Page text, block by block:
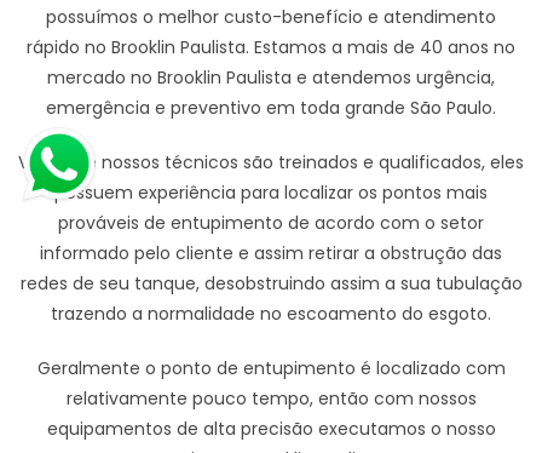
possuímos o melhor custo-benefício e atendimento
rápido no Brooklin Paulista. Estamos a mais de 40 anos no
mercado no Brooklin Paulista e atendemos urgência,
emergência e preventivo em toda grande São Paulo.
Visto que nossos técnicos são treinados e qualificados, eles
possuem experiência para localizar os pontos mais
prováveis de entupimento de acordo com o setor
informado pelo cliente e assim retirar a obstrução das
redes de seu tanque, desobstruindo assim a sua tubulação
trazendo a normalidade no escoamento do esgoto.
Geralmente o ponto de entupimento é localizado com
relativamente pouco tempo, então com nossos
equipamentos de alta precisão executamos o nosso